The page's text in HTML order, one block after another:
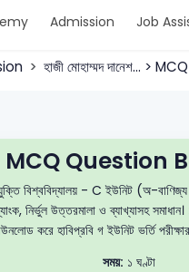
Admission Job
হাজী মোহাম্মদ দানেশ... > MCQ
MCQ Question
প্রযুক্তি বিশ্ববিদ্যালয় - C ইউনিট (অ-
উত্তরমালা ও ব্যাখ্যাসহ সমাধান।
করে হাবিপ্রবি গ ইউনিট ভর্তি
সময়: ১ ঘণ্টা